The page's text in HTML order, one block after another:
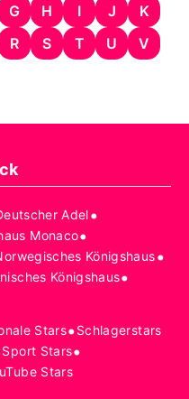
G H I J
K
R S T U
V
Adel•
Monaco•
Königshaus•
Königshaus•
Stars•Schlagerstars
Sport Stars•
Stars